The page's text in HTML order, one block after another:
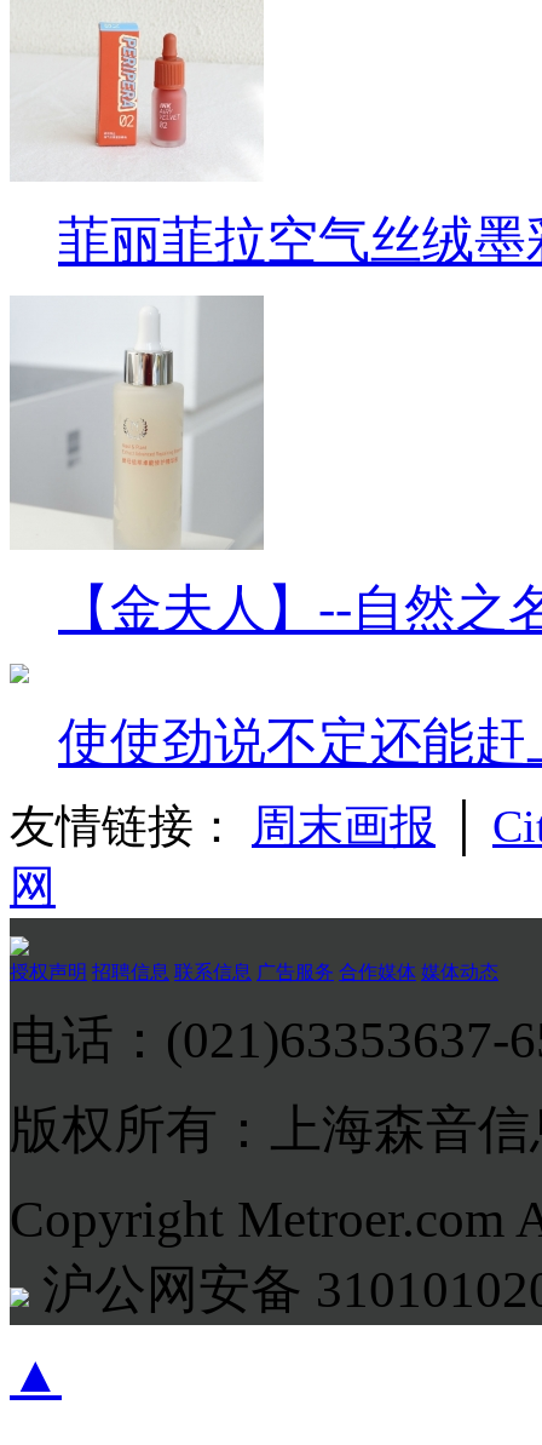
菲丽菲拉空气丝绒
【金夫人】--自然之
使使劲说不定还能
友情链接： 周末画报
网
授权声明 招聘信息 联系信息 广告服务 合作媒体 媒体动态
电话：(021)63353637-
版权所有：上海森音
Copyright Metroer.com
沪公网安备
▲